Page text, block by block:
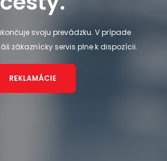
svoju prevádzku. V prípade
zákaznícky servis plne k dispozícii.
REKLAMÁCIE